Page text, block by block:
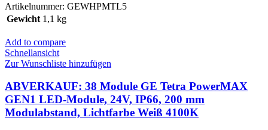
Artikelnummer: GEWHPMTL5
Gewicht 1,1 kg
Add to compare
Schnellansicht
Zur Wunschliste hinzufügen
ABVERKAUF: 38 Module GE Tetra PowerMAX
GEN1 LED-Module, 24V, IP66, 200 mm
Modulabstand, Lichtfarbe Weiß 4100K